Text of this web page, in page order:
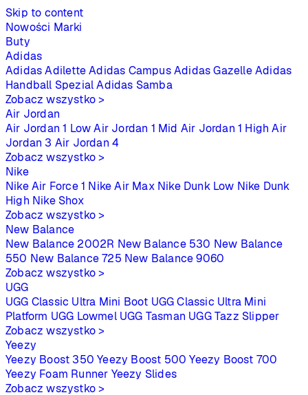
Skip to content
Nowości Marki
Buty
Adidas
Adidas Adilette Adidas Campus Adidas Gazelle Adidas
Handball Spezial Adidas Samba
Zobacz wszystko >
Air Jordan
Air Jordan 1 Low Air Jordan 1 Mid Air Jordan 1 High Air
Jordan 3 Air Jordan 4
Zobacz wszystko >
Nike
Nike Air Force 1 Nike Air Max Nike Dunk Low Nike Dunk
High Nike Shox
Zobacz wszystko >
New Balance
New Balance 2002R New Balance 530 New Balance
550 New Balance 725 New Balance 9060
Zobacz wszystko >
UGG
UGG Classic Ultra Mini Boot UGG Classic Ultra Mini
Platform UGG Lowmel UGG Tasman UGG Tazz Slipper
Zobacz wszystko >
Yeezy
Yeezy Boost 350 Yeezy Boost 500 Yeezy Boost 700
Yeezy Foam Runner Yeezy Slides
Zobacz wszystko >